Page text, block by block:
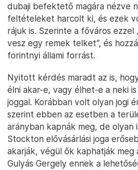
dubaji befektető magára nézve
feltételeket harcolt ki, és ezek
rájuk is. Szerinte a főváros
vesz egy remek telket”, és
forintnyi állami forrást.
Nyitott kérdés maradt az is,
élni akar-e, vagy élhet-e a neki
joggal. Korábban volt olyan jogi
szerint ebben az esetben a
arányban kapnák meg, de olyan
Stockton elővásárlási joga
akarják, végül ők kaphatják
Gulyás Gergely ennek a